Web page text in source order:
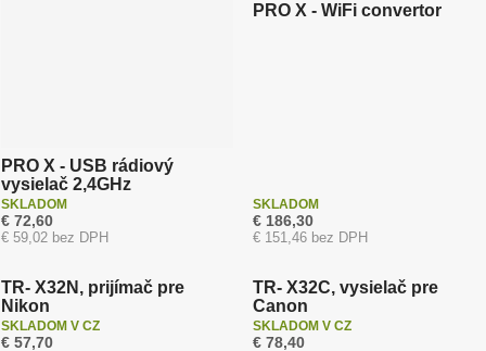
PRO X - USB rádiový
vysielač 2,4GHz
€ 72,60
€ 59,02 bez DPH
SKLADOM
PRO X - WiFi convertor
€ 186,30
€ 151,46 bez DPH
SKLADOM
Dopredaj / Bazar
TR- X32N, prijímač pre
Nikon
€ 57,70
SKLADOM V CZ
Dopredaj / Bazar
TR- X32C, vysielač pre
Canon
€ 78,40
SKLADOM V CZ